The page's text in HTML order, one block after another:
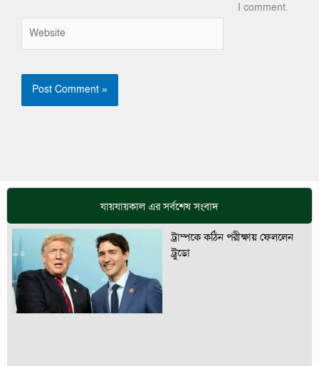
I comment.
যায়যায়কাল এর সর্বশেষ সংবাদ
ট্রাম্পকে কঠিন পরীক্ষায় ফেললেন
ট্রুডো